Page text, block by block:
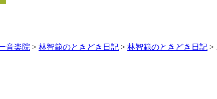
音楽院 > 林智範のときどき日記 > 林智範のときどき日記 >